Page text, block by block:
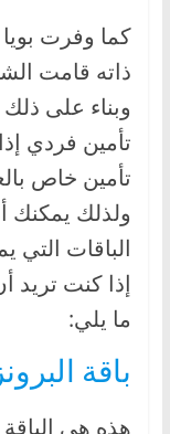
كما وفرت بويا
ذاته قامت
وبناء على
تأمين فردي
تأمين خاص
ولذلك يمكنك
الباقات التي
إذا كنت تريد
ما يلي:
باقة
هذه هي الباقة